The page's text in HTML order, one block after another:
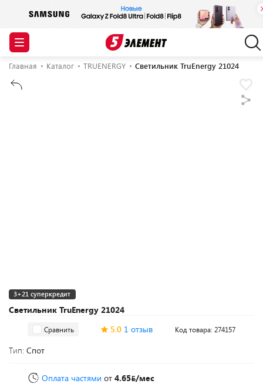
Главная Каталог TRUENERGY Светильник TruEnergy 21024
Светильник TruEnergy 21024
3+21 суперкредит
Сравнить 5.0 1 отзыв Код товара: 274157
Тип: Спот
Оплата частями от 4.65 /мес